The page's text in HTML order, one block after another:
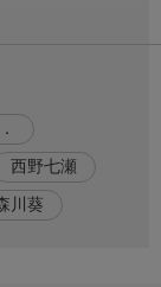
のため、静かな
本多をはじめ、
外から参加す
から４日間、
いう設定で即興
参加者たちが
西野七瀬
川葵